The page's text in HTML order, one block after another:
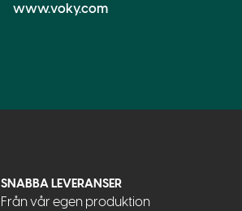
www.voky.com
SNABBA LEVERANSER
Från vår egen produktion